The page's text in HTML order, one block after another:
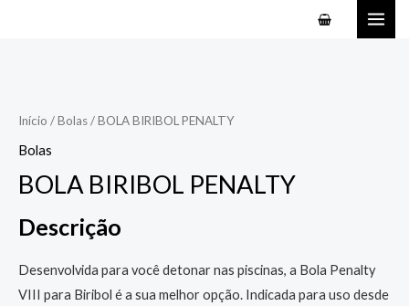
Início /Bolas/ BOLA BIRIBOL PENALTY
Bolas
BOLA BIRIBOL PENALTY
Descrição
Desenvolvida para você detonar nas piscinas, a Bola Penalty
VIII para Biribol é a sua melhor opção. Indicada para uso desde